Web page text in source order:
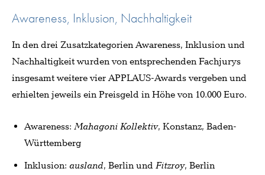
Awareness, Inklusion, Nachhaltigkeit
In den drei Zusatzkategorien Awareness, Inklusion und
Nachhaltigkeit wurden von entsprechenden Fachjurys
insgesamt weitere vier APPLAUS-Awards vergeben und
erhielten jeweils ein Preisgeld in Höhe von 10.000 Euro.
Awareness: Mahagoni Kollektiv, Konstanz, Baden-
Württemberg
Inklusion: ausland, Berlin und Fitzroy, Berlin